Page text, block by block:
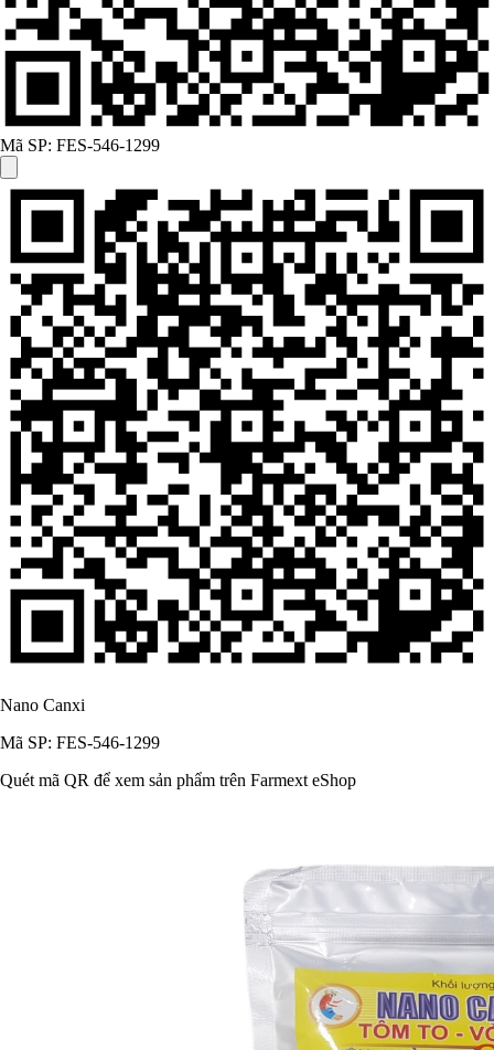
Mã SP: FES-546-1299
Nano Canxi
Mã SP: FES-546-1299
Quét mã QR để xem sản phẩm trên Farmext eShop